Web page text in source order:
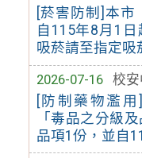
[菸害防制]本
自115年8月1日
吸菸請至指定吸
2026-07-16
校
[防制藥物濫
「毒品之分級
品項1份，並自